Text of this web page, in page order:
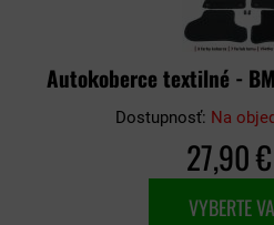
Autokoberce textilné -
Dostupnosť: Na
27,90 €
VYBERTE